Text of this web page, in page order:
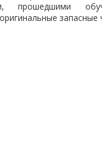
прошедшими
запасные